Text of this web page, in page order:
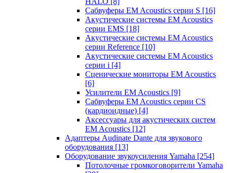
Сабвуферы EM Acoustics серии S [16]
Акустические системы EM Acoustics
серии EMS [18]
Акустические системы EM Acoustics
серии Reference [10]
Акустические системы EM Acoustics
серии i [4]
Сценические мониторы EM Acoustics
[6]
Усилители EM Acoustics [9]
Сабвуферы EM Acoustics серии CS
(кардиоидные) [4]
Аксессуары для акустических систем
EM Acoustics [12]
Адаптеры Audinate Dante для звукового
оборудования [13]
Оборудование звукоусиления Yamaha [254]
Потолочные громкоговорители Yamaha